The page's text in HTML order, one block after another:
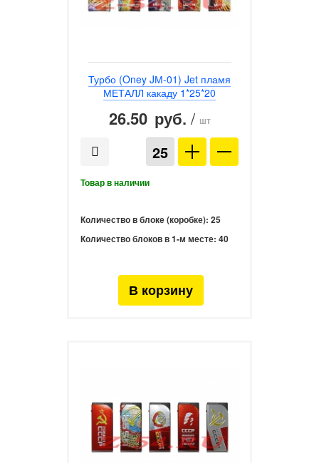
Турбо (Oney JМ-01) Jet пламя
МЕТАЛЛ какаду 1*25*20
26.50 руб. / шт
Количество в блоке (коробке): 25
Количество блоков в 1-м месте: 40